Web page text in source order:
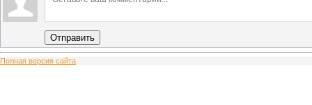
Отправить
Полная версия сайта